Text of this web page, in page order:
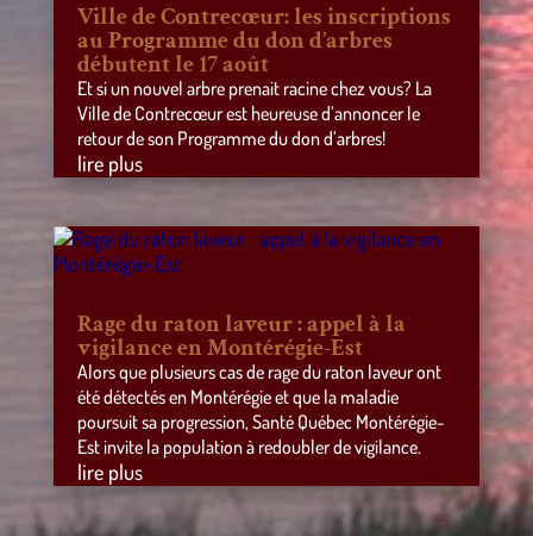
Ville de Contrecœur: les inscriptions
au Programme du don d’arbres
débutent le 17 août
Et si un nouvel arbre prenait racine chez vous? La
Ville de Contrecœur est heureuse d’annoncer le
retour de son Programme du don d’arbres!
lire plus
Rage du raton laveur : appel à la
vigilance en Montérégie-Est
Alors que plusieurs cas de rage du raton laveur ont
été détectés en Montérégie et que la maladie
poursuit sa progression, Santé Québec Montérégie-
Est invite la population à redoubler de vigilance.
lire plus